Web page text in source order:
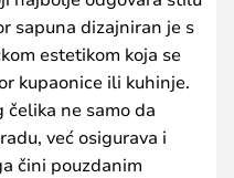
sapuna dizajniran je s
estetikom koja se
kupaonice ili kuhinje.
čelika ne samo da
već osigurava i
čini pouzdanim